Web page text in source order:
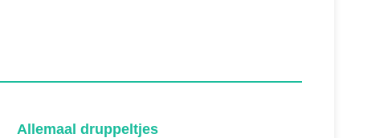
Allemaal druppeltjes